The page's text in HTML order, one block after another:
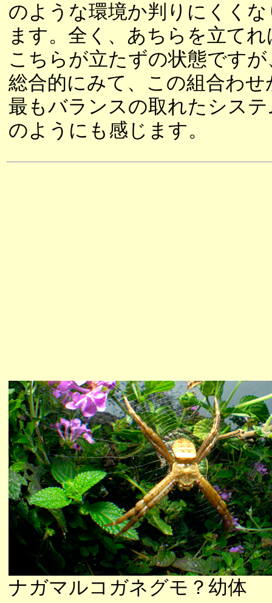
のような環境か判りにくくな
ます。全く、あちらを立てれ
こちらが立たずの状態ですが
総合的にみて、この組合わせ
最もバランスの取れたシス
のようにも感じます。
ナガマルコガネグモ？幼体